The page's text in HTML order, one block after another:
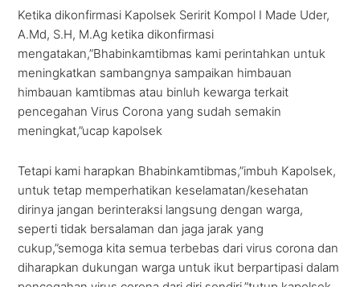
Ketika dikonfirmasi Kapolsek Seririt Kompol I Made Uder,
A.Md, S.H, M.Ag ketika dikonfirmasi
mengatakan,”Bhabinkamtibmas kami perintahkan untuk
meningkatkan sambangnya sampaikan himbauan
himbauan kamtibmas atau binluh kewarga terkait
pencegahan Virus Corona yang sudah semakin
meningkat,”ucap kapolsek
Tetapi kami harapkan Bhabinkamtibmas,”imbuh Kapolsek,
untuk tetap memperhatikan keselamatan/kesehatan
dirinya jangan berinteraksi langsung dengan warga,
seperti tidak bersalaman dan jaga jarak yang
cukup,”semoga kita semua terbebas dari virus corona dan
diharapkan dukungan warga untuk ikut berpartipasi dalam